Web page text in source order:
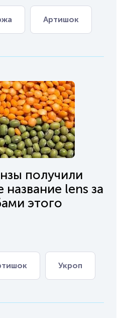
Артишок
получили
название lens за
этого
Укроп